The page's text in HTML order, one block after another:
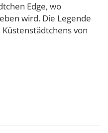
Edge, wo
wird. Die Legende
von